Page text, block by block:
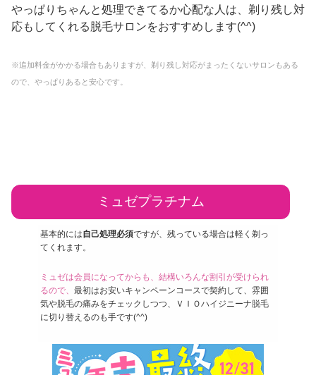
やっぱりちゃんと処理できてるか心配な人は、剃り残し対
応もしてくれる脱毛サロンをおすすめします(^^)
※追加料金がかかる場合もありますが、剃り残し対応がまったくないサロンもある
ので、やっぱりあると安心です。
ミュゼプラチナム
基本的には自己処理必須ですが、残っている場合は軽く剃っ
てくれます。
ミュゼは会員になってからも、結構いろんな割引が受けられ
るので、 最初はお安いキャンペーンコースで契約して、雰囲
気や脱毛の痛みをチェックしつつ、ＶＩＯハイジニーナ脱毛
に切り替えるのも手です(^^)